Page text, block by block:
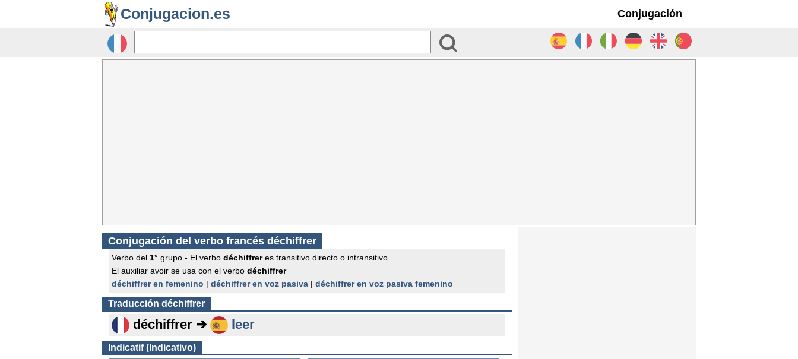
Conjugacion.es Conjugación
Conjugación del verbo francés déchiffrer
Verbo del 1° grupo - El verbo déchiffreres transitivo directo o intransitivo
El auxiliar avoir se usa con el verbo déchiffrer
déchiffrer en femenino | déchiffrer en voz pasiva | déchiffrer en voz pasiva femenino
Traducción déchiffrer
déchiffrer ➔ leer
Indicatif (Indicativo)